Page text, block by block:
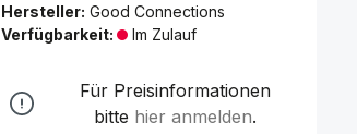
Hersteller: Good Connections
Verfügbarkeit:
Im Zulauf
Für Preisinformationen
bitte hier anmelden.